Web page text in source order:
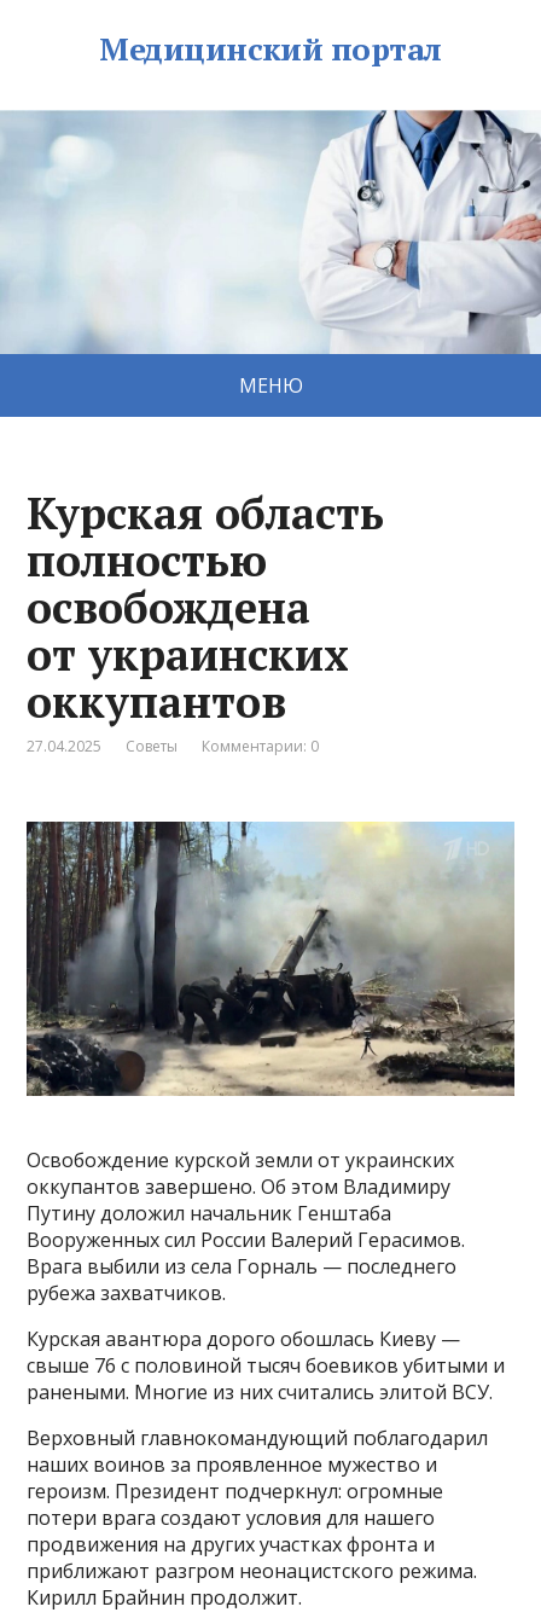
Медицинский портал
МЕНЮ
Курская область
полностью
освобождена
от украинских
оккупантов
27.04.2025 Советы Комментарии: 0
Освобождение курской земли от украинских
оккупантов завершено. Об этом Владимиру
Путину доложил начальник Генштаба
Вооруженных сил России Валерий Герасимов.
Врага выбили из села Горналь — последнего
рубежа захватчиков.
Курская авантюра дорого обошлась Киеву —
свыше 76 с половиной тысяч боевиков убитыми и
ранеными. Многие из них считались элитой ВСУ.
Верховный главнокомандующий поблагодарил
наших воинов за проявленное мужество и
героизм. Президент подчеркнул: огромные
потери врага создают условия для нашего
продвижения на других участках фронта и
приближают разгром неонацистского режима.
Кирилл Брайнин продолжит.